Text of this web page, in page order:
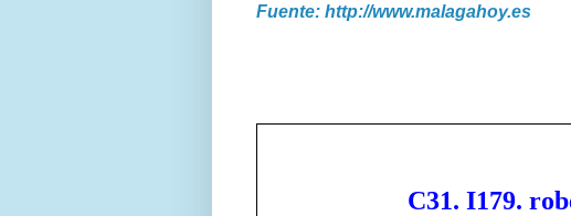
Fuente: http://www.malagahoy.es
C31. I179.